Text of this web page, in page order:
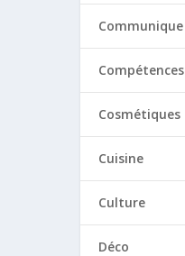
Communique
Compétences
Cosmétiques
Cuisine
Culture
Déco